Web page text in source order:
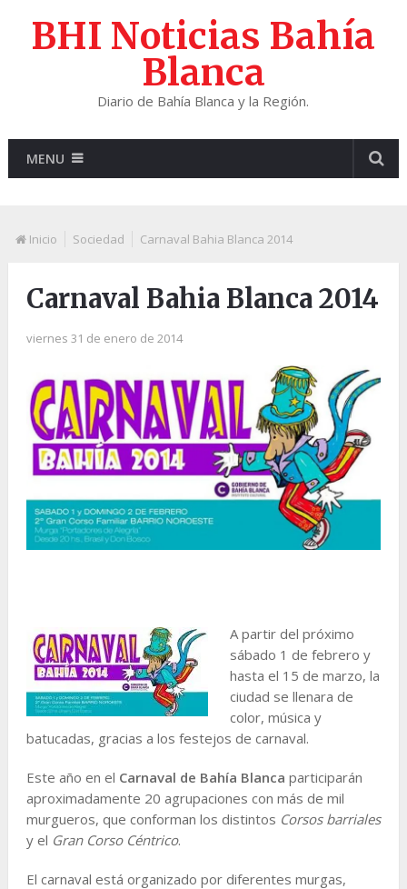
BHI Noticias Bahía
Blanca
Diario de Bahía Blanca y la Región.
MENU
Inicio Sociedad Carnaval Bahia Blanca 2014
Carnaval Bahia Blanca 2014
viernes 31 de enero de 2014
A partir del próximo
sábado 1 de febrero y
hasta el 15 de marzo, la
ciudad se llenara de
color, música y
batucadas, gracias a los festejos de carnaval.
Este año en el Carnaval de Bahía Blanca participarán
aproximadamente 20 agrupaciones con más de mil
murgueros, que conforman los distintos Corsos barriales
y el Gran Corso Céntrico.
El carnaval está organizado por diferentes murgas,